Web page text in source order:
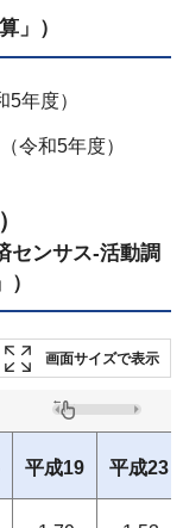
」）
年度）
令和5年度）
センサス-活動調
画面サイズで表示
平成19 平成23